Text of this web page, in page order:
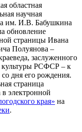
областная
научная
им. И.В. Бабушкина
обновление
страницы Ивана
Полуянова –
заслуженного
культуры РСФСР – к
со дня его рождения.
страница
электронной
края» на
.